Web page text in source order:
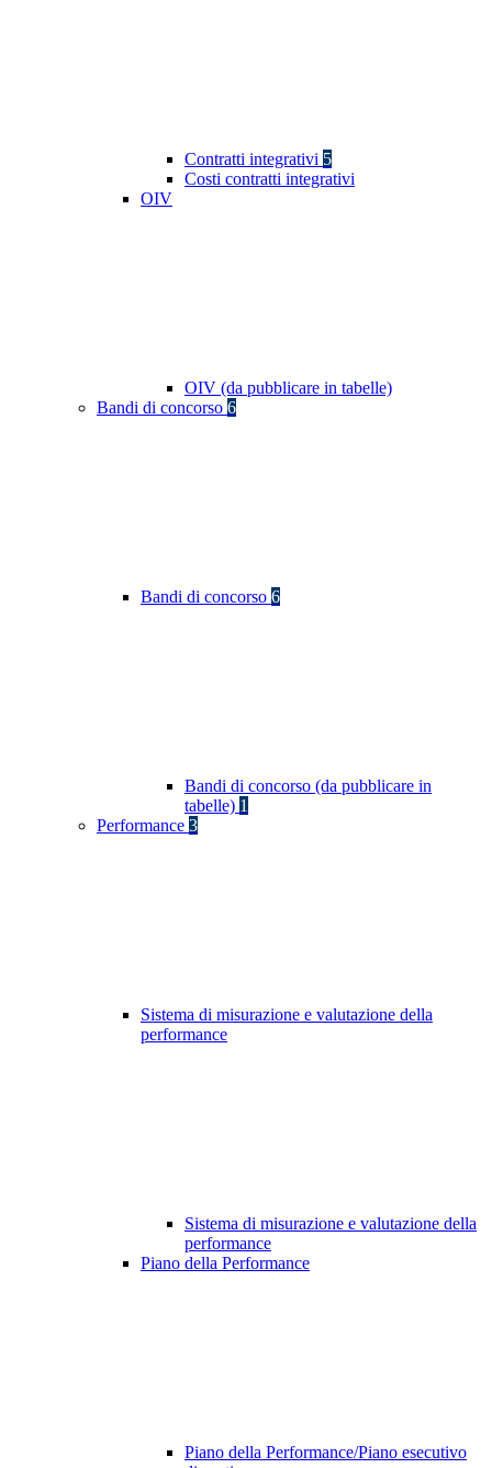
Contratti integrativi 5
Costi contratti integrativi
OIV
OIV (da pubblicare in tabelle)
Bandi di concorso 6
Bandi di concorso 6
Bandi di concorso (da pubblicare in
tabelle) 1
Performance 3
Sistema di misurazione e valutazione della
performance
Sistema di misurazione e valutazione della
performance
Piano della Performance
Piano della Performance/Piano esecutivo